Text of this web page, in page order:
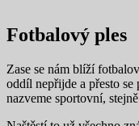
Fotbalový ples
Zase se nám blíží
oddíl nepřijde a přesto
nazveme sportovní,